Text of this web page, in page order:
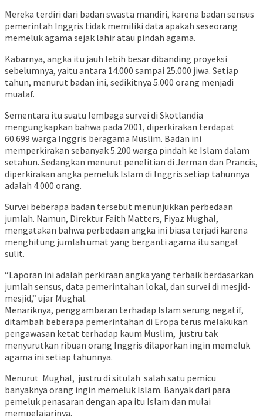
Mereka terdiri dari badan swasta mandiri, karena badan sensus
pemerintah Inggris tidak memiliki data apakah seseorang
memeluk agama sejak lahir atau pindah agama.
Kabarnya, angka itu jauh lebih besar dibanding proyeksi
sebelumnya, yaitu antara 14.000 sampai 25.000 jiwa. Setiap
tahun, menurut badan ini, sedikitnya 5.000 orang menjadi
mualaf.
Sementara itu suatu lembaga survei di Skotlandia
mengungkapkan bahwa pada 2001, diperkirakan terdapat
60.699 warga Inggris beragama Muslim. Badan ini
memperkirakan sebanyak 5.200 warga pindah ke Islam dalam
setahun. Sedangkan menurut penelitian di Jerman dan Prancis,
diperkirakan angka pemeluk Islam di Inggris setiap tahunnya
adalah 4.000 orang.
Survei beberapa badan tersebut menunjukkan perbedaan
jumlah. Namun, Direktur Faith Matters, Fiyaz Mughal,
mengatakan bahwa perbedaan angka ini biasa terjadi karena
menghitung jumlah umat yang berganti agama itu sangat
sulit.
“Laporan ini adalah perkiraan angka yang terbaik berdasarkan
jumlah sensus, data pemerintahan lokal, dan survei di mesjid-
mesjid,” ujar Mughal.
Menariknya, penggambaran terhadap Islam serung negatif,
ditambah beberapa pemerintahan di Eropa terus melakukan
pengawasan ketat terhadap kaum Muslim, justru tak
menyurutkan ribuan orang Inggris dilaporkan ingin memeluk
agama ini setiap tahunnya.
Menurut Mughal, justru di situlah salah satu pemicu
banyaknya orang ingin memeluk Islam. Banyak dari para
pemeluk penasaran dengan apa itu Islam dan mulai
mempelajarinya.